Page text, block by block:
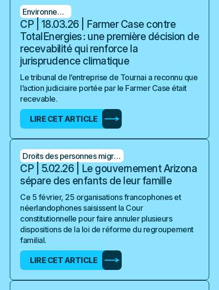
Environnement
CP | 18.03.26 | Farmer Case contre
TotalEnergies : une première décision de
recevabilité qui renforce la
jurisprudence climatique
Le tribunal de l’entreprise de Tournai a reconnu que
l’action judiciaire portée par le Farmer Case était
recevable.
LIRE CET ARTICLE
Droits des personnes migrantes
CP | 5.02.26 | Le gouvernement Arizona
sépare des enfants de leur famille
Ce 5 février, 25 organisations francophones et
néerlandophones saisissent la Cour
constitutionnelle pour faire annuler plusieurs
dispositions de la loi de réforme du regroupement
familial.
LIRE CET ARTICLE